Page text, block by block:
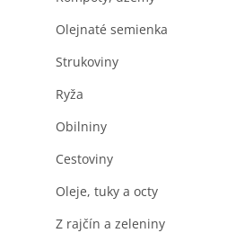
Olejnaté semienka
Strukoviny
Ryža
Obilniny
Cestoviny
Oleje, tuky a octy
Z rajčín a zeleniny